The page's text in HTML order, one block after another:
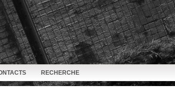
RECHERCHE